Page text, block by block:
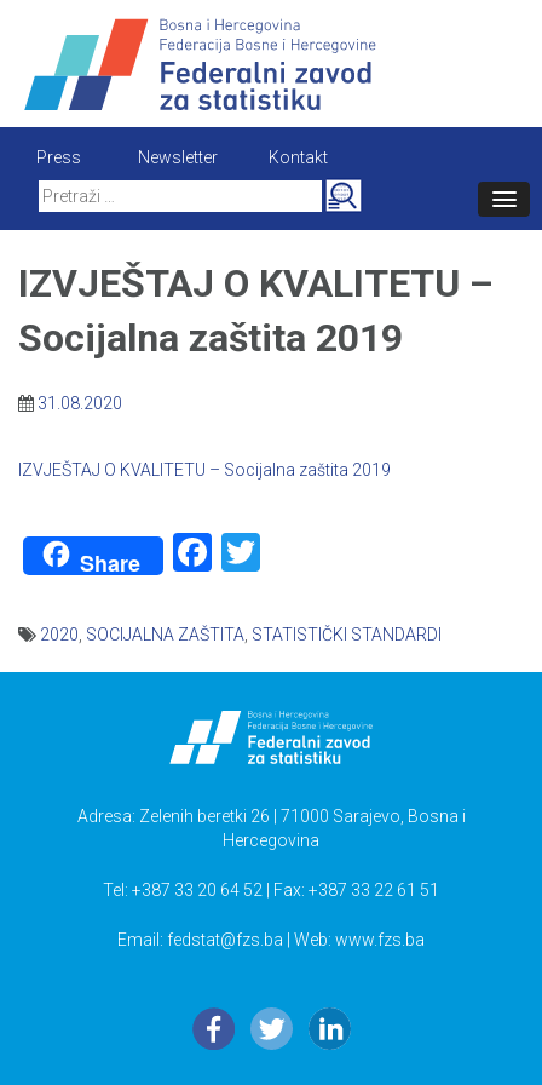
content
Press Newsletter
Kontakt
Search
for:
IZVJEŠTAJ O KVALITETU –
Socijalna zaštita 2019
31.08.2020
IZVJEŠTAJ O KVALITETU – Socijalna zaštita 2019
Share Facebook
2020 SOCIJALNA ZAŠTITA STATISTIČKI STANDARDI
Adresa: Zelenih beretki 26 | 71000 Sarajevo, Bosna i
Hercegovina
Tel: +387 33 20 64 52 | Fax: +387 33 22 61 51
Email: fedstat@fzs.ba | Web: www.fzs.ba